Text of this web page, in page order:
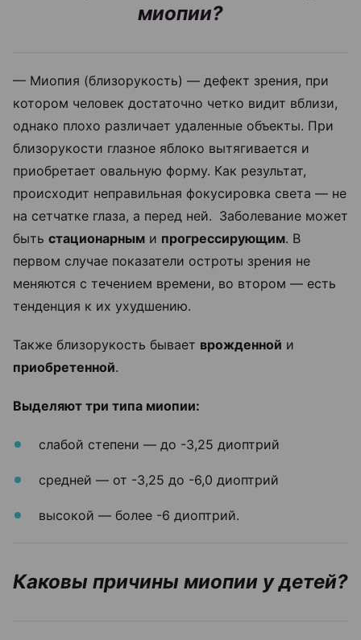
миопии?
— Миопия (близорукость) — дефект зрения, при
котором человек достаточно четко видит вблизи,
однако плохо различает удаленные объекты. При
близорукости глазное яблоко вытягивается и
приобретает овальную форму. Как результат,
происходит неправильная фокусировка света — не
на сетчатке глаза, а перед ней. Заболевание может
быть стационарным и прогрессирующим. В
первом случае показатели остроты зрения не
меняются с течением времени, во втором — есть
тенденция к их ухудшению.
Также близорукость бывает врожденной и
приобретенной.
Выделяют три типа миопии:
слабой степени — до -3,25 диоптрий
средней — от -3,25 до -6,0 диоптрий
высокой — более -6 диоптрий.
Каковы причины миопии у детей?